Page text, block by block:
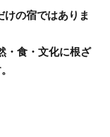
の宿ではありま
・食・文化に根ざ